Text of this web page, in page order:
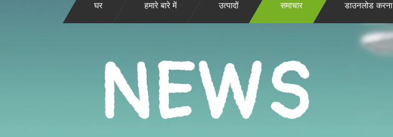
घर हमारे बारे में उत्पादों समाचार डाउनलोड करना